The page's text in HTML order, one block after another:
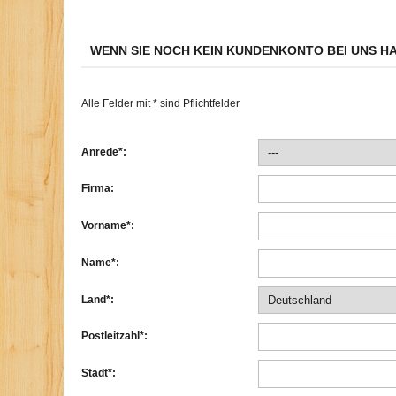
WENN SIE NOCH KEIN KUNDENKONTO BEI UNS
Alle Felder mit * sind Pflichtfelder
Anrede*:
Firma:
Vorname*:
Name*:
Land*:
Postleitzahl*:
Stadt*: